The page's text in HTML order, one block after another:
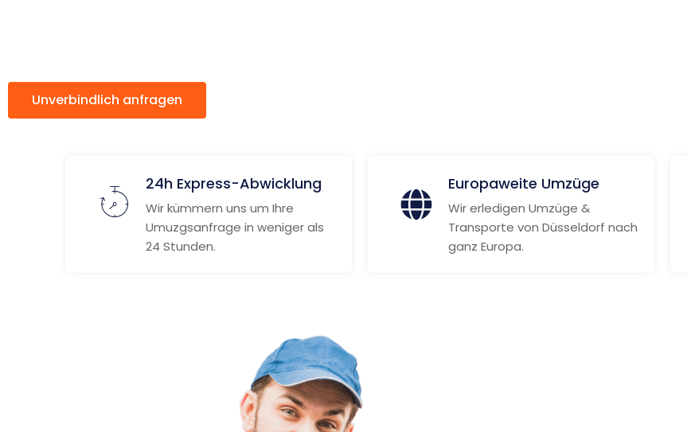
Unverbindlich anfragen
24h Express-Abwicklung
Wir kümmern uns um Ihre
Umuzgsanfrage in weniger als
24 Stunden.
Europaweite Umzüge
Wir erledigen Umzüge &
Transporte von Düsseldorf nach
ganz Europa.